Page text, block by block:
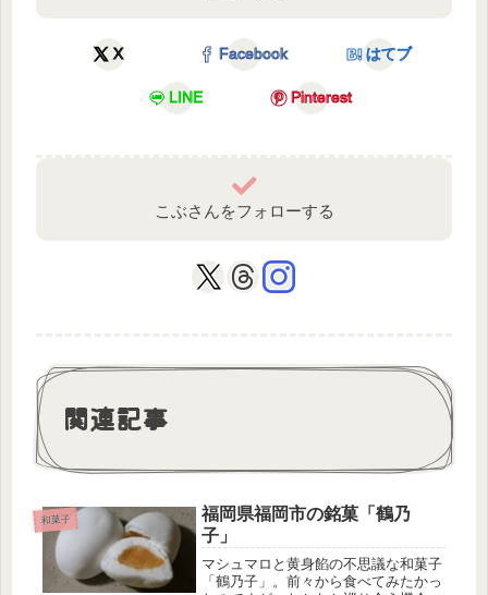
X Facebook はてブ
LINE Pinterest
こぶさんをフォローする
関連記事
和菓子
福岡県福岡市の銘菓「鶴乃
子」
マシュマロと黄身餡の不思議な和菓子
「鶴乃子」。前々から食べてみたかっ